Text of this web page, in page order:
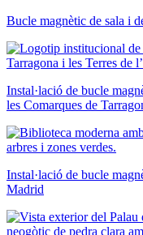
Bucle magnètic de sala i
Instal·lació de bucle
les Comarques de
Instal·lació de bucle
Madrid